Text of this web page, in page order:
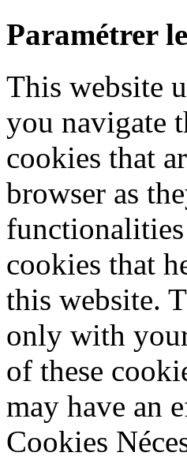
Paramétrer
This website
you navigate
cookies that
browser as
cookies that
this website.
only with
of these
may have an
Cookies